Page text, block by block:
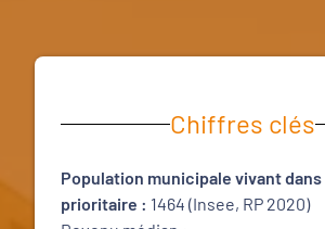
Chiffres clés
Population municipale vivant
prioritaire : 1464 (Insee, RP 2020)